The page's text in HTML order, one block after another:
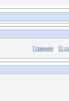
Главная О